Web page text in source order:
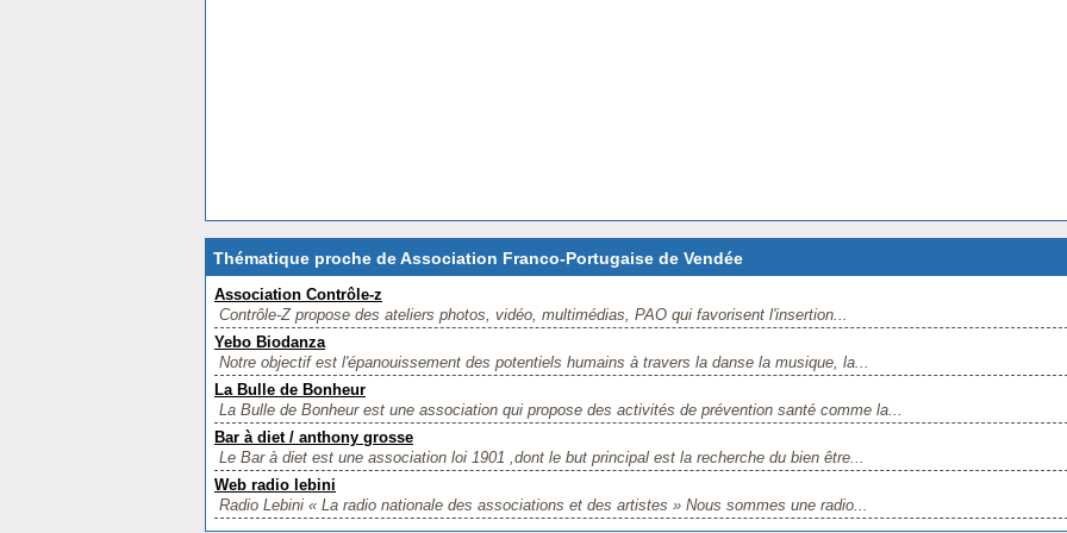
Thématique proche de Association Franco-Portugaise de Vendée
Association Contrôle-z
Contrôle-Z propose des ateliers photos, vidéo, multimédias, PAO qui favorisent l'insertion...
Yebo Biodanza
Notre objectif est l'épanouissement des potentiels humains à travers la danse la musique, la...
La Bulle de Bonheur
La Bulle de Bonheur est une association qui propose des activités de prévention santé comme la...
Bar à diet / anthony grosse
Le Bar à diet est une association loi 1901 ,dont le but principal est la recherche du bien être...
Web radio lebini
Radio Lebini « La radio nationale des associations et des artistes » Nous sommes une radio...